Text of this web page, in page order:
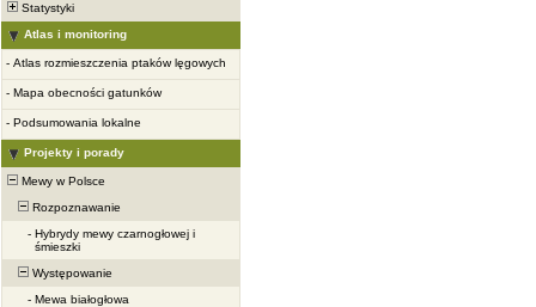
Statystyki
Atlas i monitoring
- Atlas rozmieszczenia ptaków lęgowych
- Mapa obecności gatunków
- Podsumowania lokalne
Projekty i porady
Mewy w Polsce
Rozpoznawanie
- Hybrydy mewy czarnogłowej i
śmieszki
Występowanie
- Mewa białogłowa